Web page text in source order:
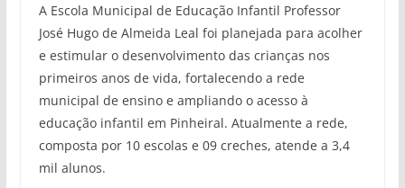
A Escola Municipal de Educação Infantil Professor
José Hugo de Almeida Leal foi planejada para acolher
e estimular o desenvolvimento das crianças nos
primeiros anos de vida, fortalecendo a rede
municipal de ensino e ampliando o acesso à
educação infantil em Pinheiral. Atualmente a rede,
composta por 10 escolas e 09 creches, atende a 3,4
mil alunos.